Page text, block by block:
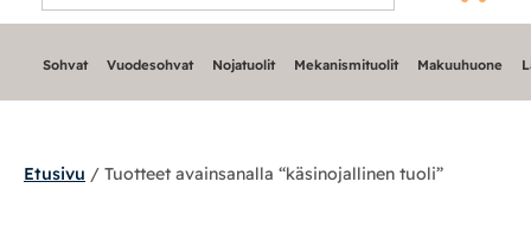
Sohvat Vuodesohvat Nojatuolit Mekanismituolit Makuuhuone
Etusivu / Tuotteet avainsanalla “käsinojallinen tuoli”